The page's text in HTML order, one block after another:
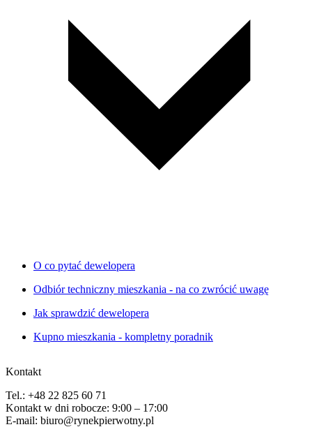
O co pytać dewelopera
Odbiór techniczny mieszkania - na co zwrócić uwagę
Jak sprawdzić dewelopera
Kupno mieszkania - kompletny poradnik
Kontakt
Tel.: +48 22 825 60 71
Kontakt w dni robocze: 9:00 – 17:00
E-mail: biuro@rynekpierwotny.pl